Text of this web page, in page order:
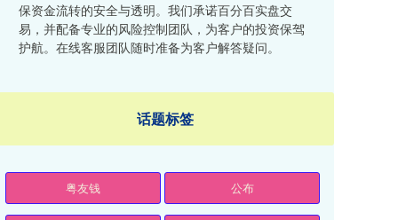
保资金流转的安全与透明。我们承诺百分百实盘交
易，并配备专业的风险控制团队，为客户的投资保驾
护航。在线客服团队随时准备为客户解答疑问。
话题标签
粤友钱 公布